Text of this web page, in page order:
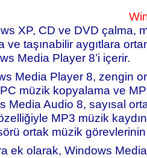
XP, CD ve DVD çalma,
ve taşınabilir aygıtlara
Media Player 8’i içerir.
Player 8, zengin
müzik kopyalama ve
Media Audio 8, sayısal
MP3 müzik
ortak müzik
Windows Media